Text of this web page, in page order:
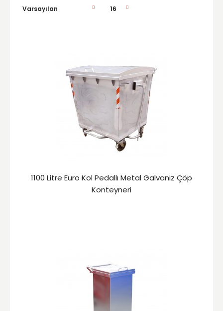
1100 Litre Euro Kol Pedallı Metal Galvaniz Çöp
Konteyneri